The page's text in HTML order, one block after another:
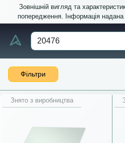
Зовнішній вигляд та
попередження. Інформація
Фільтри
Знято з виробництва